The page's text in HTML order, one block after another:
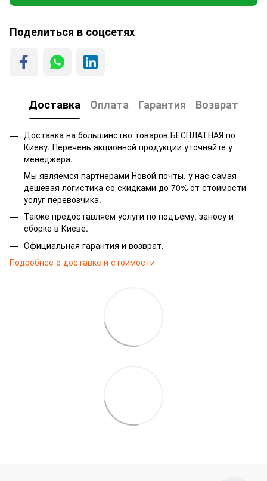
Поделиться в соцсетях
Доставка Оплата Гарантия Возврат
Доставка на большинство товаров БЕСПЛАТНАЯ по
Киеву. Перечень акционной продукции уточняйте у
менеджера.
Мы являемся партнерами Новой почты, у нас самая
дешевая логистика со скидками до 70% от стоимости
услуг перевозчика.
Также предоставляем услуги по подъему, заносу и
сборке в Киеве.
Официальная гарантия и возврат.
Подробнее о доставке и стоимости